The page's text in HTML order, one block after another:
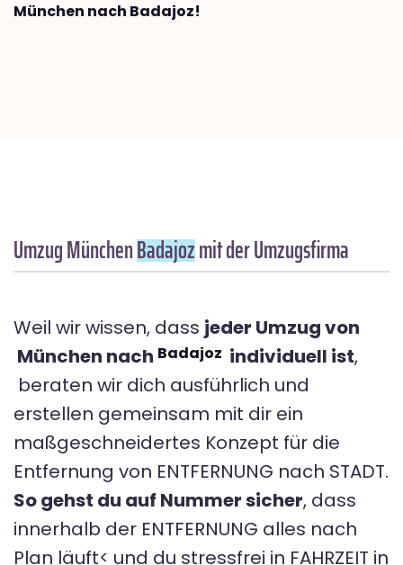
München nach Badajoz!
Umzug MünchenBadajozmit der Umzugsfirma
Weil wir wissen, dass jeder Umzug von
München nach Badajoz individuell ist,
beraten wir dich ausführlich und
erstellen gemeinsam mit dir ein
maßgeschneidertes Konzept für die
Entfernung von ENTFERNUNG nach STADT.
So gehst du auf Nummer sicher, dass
innerhalb der ENTFERNUNG alles nach
Plan läuft< und du stressfrei in FAHRZEIT in